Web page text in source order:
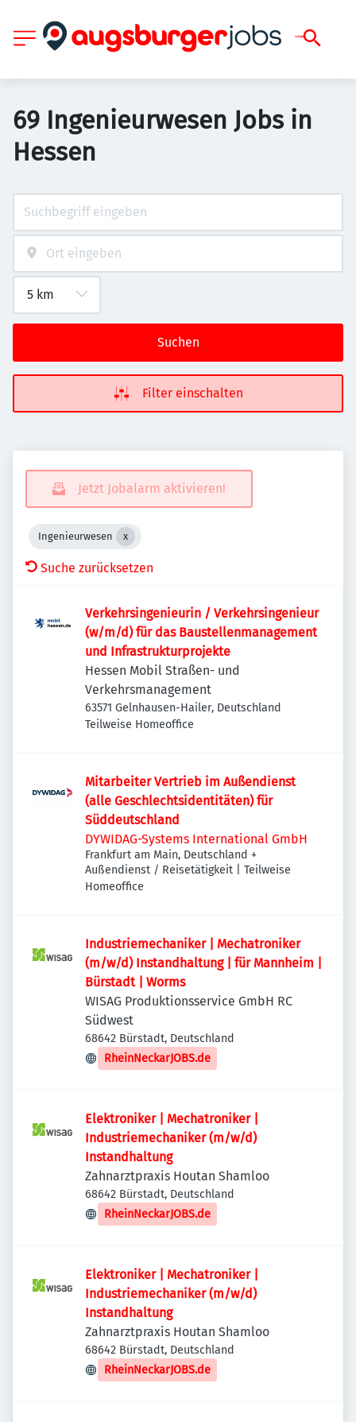
69 Ingenieurwesen Jobs in
Hessen
Suchen
Filter einschalten
Jetzt Jobalarm aktivieren!
Ingenieurwesen
Suche zurücksetzen
Verkehrsingenieurin / Verkehrsingenieur
(w/m/d) für das Baustellenmanagement
und Infrastrukturprojekte
Hessen Mobil Straßen- und
Verkehrsmanagement
63571 Gelnhausen-Hailer, Deutschland
Teilweise Homeoffice
Mitarbeiter Vertrieb im Außendienst
(alle Geschlechtsidentitäten) für
Süddeutschland
DYWIDAG-Systems International GmbH
Frankfurt am Main, Deutschland +
Außendienst / Reisetätigkeit | Teilweise
Homeoffice
Industriemechaniker | Mechatroniker
(m/w/d) Instandhaltung | für Mannheim |
Bürstadt | Worms
WISAG Produktionsservice GmbH RC
Südwest
68642 Bürstadt, Deutschland
RheinNeckarJOBS.de
Elektroniker | Mechatroniker |
Industriemechaniker (m/w/d)
Instandhaltung
Zahnarztpraxis Houtan Shamloo
68642 Bürstadt, Deutschland
RheinNeckarJOBS.de
Elektroniker | Mechatroniker |
Industriemechaniker (m/w/d)
Instandhaltung
Zahnarztpraxis Houtan Shamloo
68642 Bürstadt, Deutschland
RheinNeckarJOBS.de